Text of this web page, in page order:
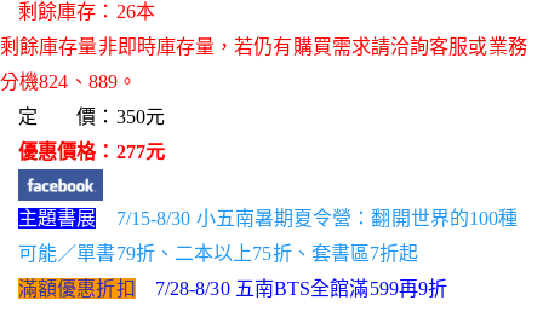
剩餘庫存：26本
剩餘庫存量非即時庫存量，若仍有購買需求請洽詢客服或業務
分機824、889。
定 價：350元
優惠價格：277元
主題書展
7/15-8/30 小五南暑期夏令營：翻開世界的100種
可能／單書79折、二本以上75折、套書區7折起
滿額優惠折扣
7/28-8/30 五南BTS全館滿599再9折